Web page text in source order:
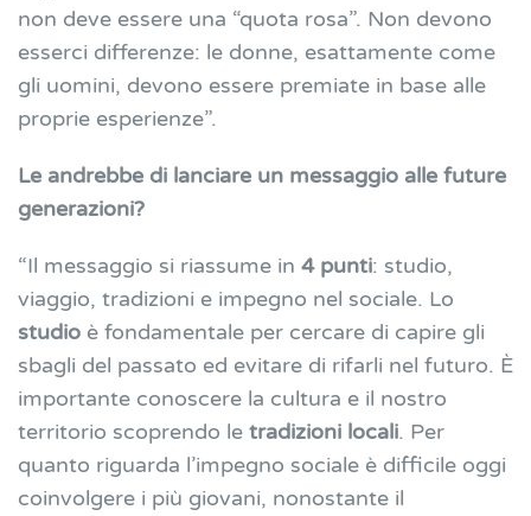
non deve essere una “quota rosa”. Non devono
esserci differenze: le donne, esattamente come
gli uomini, devono essere premiate in base alle
proprie esperienze”.
Le andrebbe di lanciare un messaggio alle future
generazioni?
“Il messaggio si riassume in 4 punti: studio,
viaggio, tradizioni e impegno nel sociale. Lo
studio è fondamentale per cercare di capire gli
sbagli del passato ed evitare di rifarli nel futuro. È
importante conoscere la cultura e il nostro
territorio scoprendo le tradizioni locali. Per
quanto riguarda l’impegno sociale è difficile oggi
coinvolgere i più giovani, nonostante il